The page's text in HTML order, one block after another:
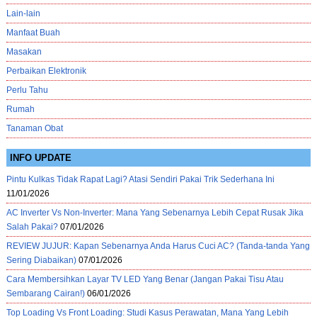
Lain-lain
Manfaat Buah
Masakan
Perbaikan Elektronik
Perlu Tahu
Rumah
Tanaman Obat
INFO UPDATE
Pintu Kulkas Tidak Rapat Lagi? Atasi Sendiri Pakai Trik Sederhana Ini
11/01/2026
AC Inverter Vs Non-Inverter: Mana Yang Sebenarnya Lebih Cepat Rusak Jika
Salah Pakai? 07/01/2026
REVIEW JUJUR: Kapan Sebenarnya Anda Harus Cuci AC? (Tanda-tanda Yang
Sering Diabaikan) 07/01/2026
Cara Membersihkan Layar TV LED Yang Benar (Jangan Pakai Tisu Atau
Sembarang Cairan!) 06/01/2026
Top Loading Vs Front Loading: Studi Kasus Perawatan, Mana Yang Lebih